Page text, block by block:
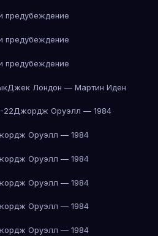
предубеждение
предубеждение
предубеждение
Джек Лондон — Мартин Иден
22Джордж Оруэлл — 1984
Оруэлл — 1984
Оруэлл — 1984
Оруэлл — 1984
Оруэлл — 1984
Оруэлл — 1984